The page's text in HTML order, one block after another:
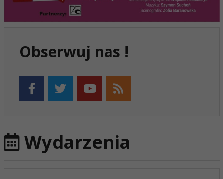
Obserwuj nas !
Wydarzenia